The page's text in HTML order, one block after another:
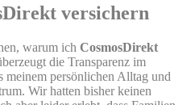
versichern
warum ich CosmosDirekt
die Transparenz im
meinem persönlichen Alltag und
Wir hatten bisher keinen